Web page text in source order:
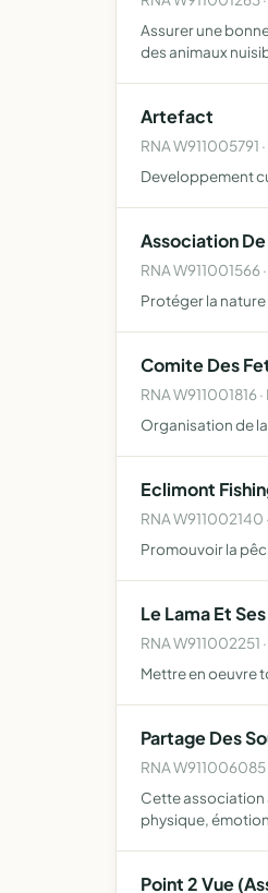
Assurer une
des animaux
Artefact
RNA W911005791
Developpement
Association
RNA W911001566
Protéger la
Comite Des
RNA W911001816
Organisation de
Eclimont
RNA W911002140
Promouvoir la
Le Lama Et
RNA W911002251
Mettre en oeuvre
Partage Des
RNA W911006085
Cette association
physique,
Point 2 Vue